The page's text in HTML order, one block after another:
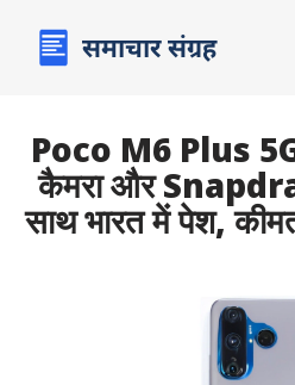
Poco M6 Plus
कैमरा और
साथ भारत में पेश,